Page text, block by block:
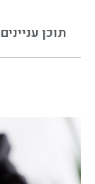
תוכן עניינים